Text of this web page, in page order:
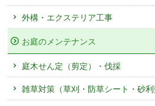
外構・エクステリア工事
お庭のメンテナンス
庭木せん定（剪定）・伐採
雑草対策（草刈・防草シート・砂利